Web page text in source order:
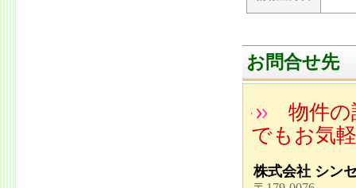
お問合せ先
物件の
でもお気
株式会社 シン